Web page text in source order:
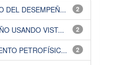
2
DEL DESEMPEÑ...
2
USANDO VIST...
2
PETROFÍSIC...